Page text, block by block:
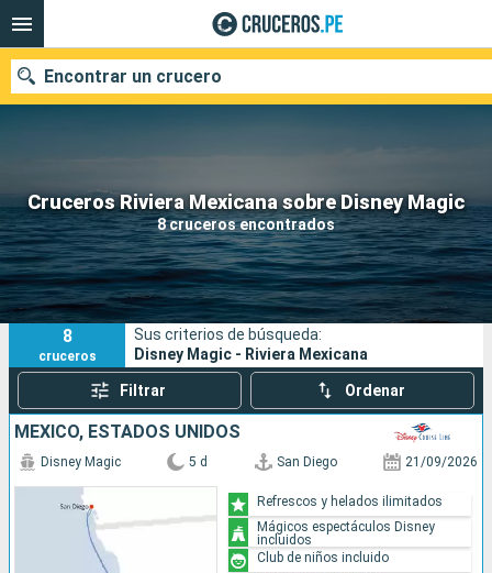
Cruceros Riviera Mexicana sobre Disney Magic
8 cruceros encontrados
Encontrar un crucero
Nuestros destinos
Fecha de salida
Puertos Compañías
Buscar
8
cruceros
Sus criterios de búsqueda:
Disney Magic - Riviera Mexicana
Filtrar Ordenar
MÉXICO, ESTADOS UNIDOS
Disney Magic 5 d San Diego 21/09/2026
Refrescos y helados ilimitados
Mágicos espectáculos Disney
incluidos
Club de niños incluido